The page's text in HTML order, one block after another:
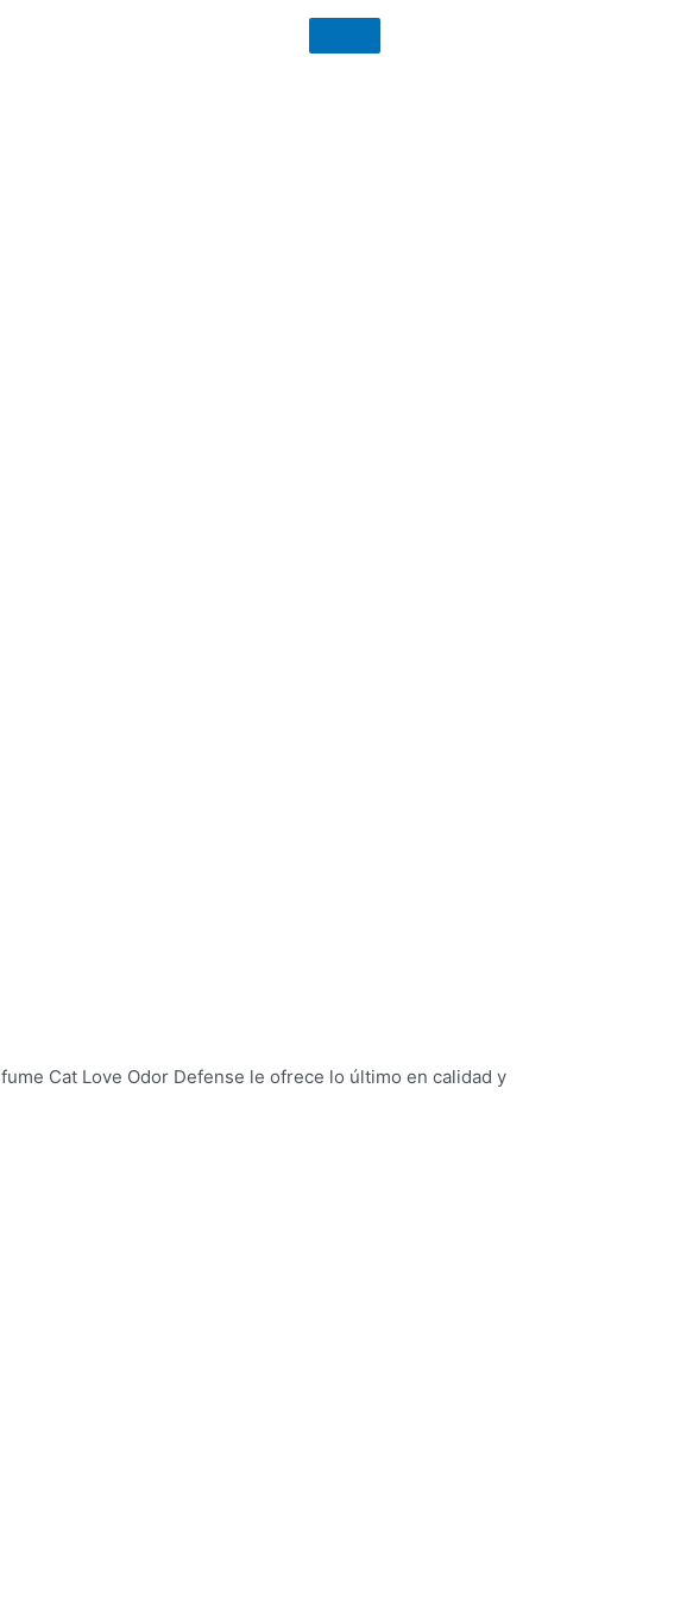
Cat Love Odor Defense le ofrece lo último en calidad y